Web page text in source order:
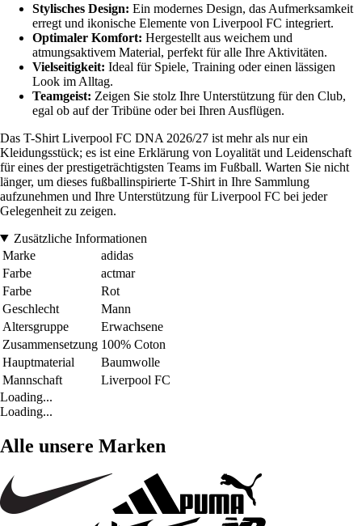
Stylisches Design: Ein modernes Design, das Aufmerksamkeit
erregt und ikonische Elemente von Liverpool FC integriert.
Optimaler Komfort: Hergestellt aus weichem und
atmungsaktivem Material, perfekt für alle Ihre Aktivitäten.
Vielseitigkeit: Ideal für Spiele, Training oder einen lässigen
Look im Alltag.
Teamgeist: Zeigen Sie stolz Ihre Unterstützung für den Club,
egal ob auf der Tribüne oder bei Ihren Ausflügen.
Das T-Shirt Liverpool FC DNA 2026/27 ist mehr als nur ein
Kleidungsstück; es ist eine Erklärung von Loyalität und Leidenschaft
für eines der prestigeträchtigsten Teams im Fußball. Warten Sie nicht
länger, um dieses fußballinspirierte T-Shirt in Ihre Sammlung
aufzunehmen und Ihre Unterstützung für Liverpool FC bei jeder
Gelegenheit zu zeigen.
Zusätzliche Informationen
Marke
adidas
Farbe
actmar
Farbe
Rot
Geschlecht
Mann
Altersgruppe
Erwachsene
Zusammensetzung 100% Coton
Hauptmaterial
Baumwolle
Mannschaft
Liverpool FC
Loading...
Loading...
Alle unsere Marken